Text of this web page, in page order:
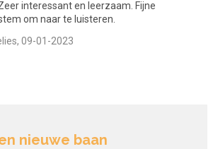
interessant en leerzaam. Fijne
om naar te luisteren.
09-01-2023
nieuwe baan